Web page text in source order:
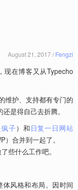
August 21, 2017 / Fengzi
现在博客又从Typecho
维护、支持都有专门的
是得自己去折腾。
子）和 日复一日网站
）合并到一起了。
些什么工作吧。
体风格和布局。因时间